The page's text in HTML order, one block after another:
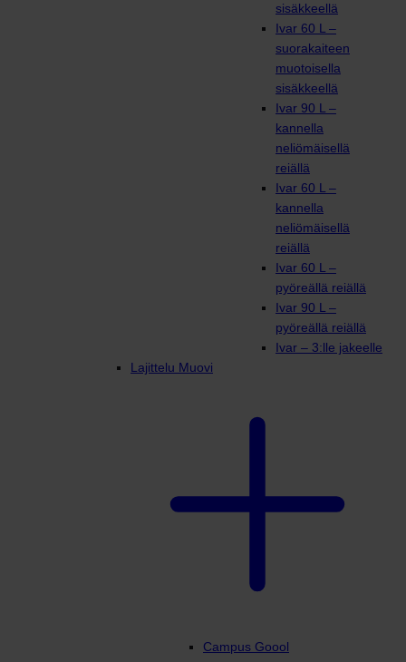
sisäkkeellä
Ivar 60 L –
suorakaiteen
muotoisella
sisäkkeellä
Ivar 90 L –
kannella
neliömäisellä
reiällä
Ivar 60 L –
kannella
neliömäisellä
reiällä
Ivar 60 L –
pyöreällä reiällä
Ivar 90 L –
pyöreällä reiällä
Ivar – 3:lle jakeelle
Lajittelu Muovi
Campus Goool